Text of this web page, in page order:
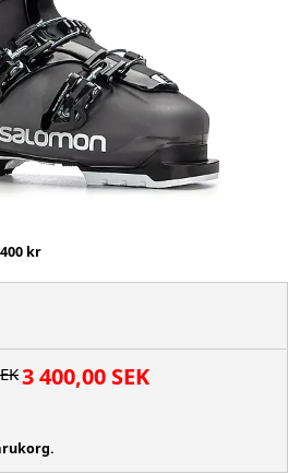
kr
3 400,00 SEK